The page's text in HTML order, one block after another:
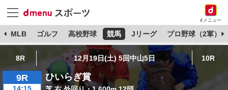
dメニュー
MLB ゴルフ 高校野球 競馬 Jリーグ プロ野球（2軍）
8R 12月19日(土) 5回中山5日 10R
9R ひいらぎ賞